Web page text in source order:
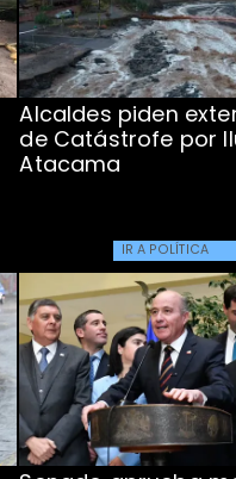
Alcaldes piden
de Catástrofe por
Atacama
IR A POLÍTICA